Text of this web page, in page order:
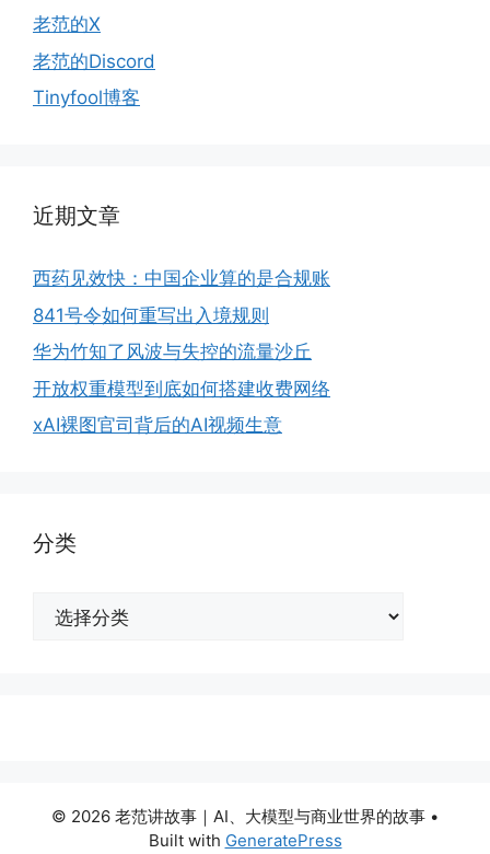
老范的X
老范的Discord
Tinyfool博客
近期文章
西药见效快：中国企业算的是合规账
841号令如何重写出入境规则
华为竹知了风波与失控的流量沙丘
开放权重模型到底如何搭建收费网络
xAI裸图官司背后的AI视频生意
分类
© 2026 老范讲故事｜AI、大模型与商业世界的故事 •
Built with GeneratePress